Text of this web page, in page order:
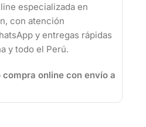
especializada en
con atención
y entregas rápidas
y todo el Perú.
online con envío a